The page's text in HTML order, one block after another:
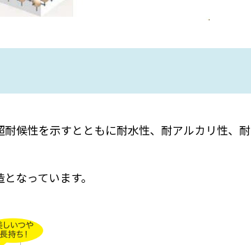
候性を示すとともに耐水性、耐アルカリ性、耐
なっています。